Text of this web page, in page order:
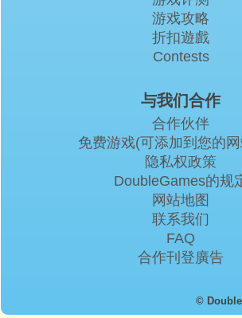
游戏攻略
折扣遊戲
Contests
与我们合作
合作伙伴
免费游戏(可添加到您的网
隐私权政策
DoubleGames的规
网站地图
联系我们
FAQ
合作刊登廣告
©